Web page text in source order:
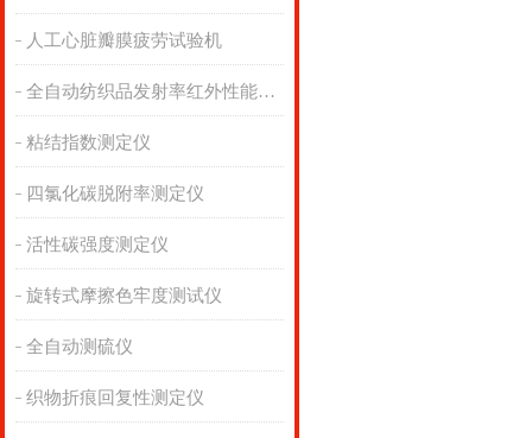
人工心脏瓣膜疲劳试验机
全自动纺织品发射率红外性能分析
粘结指数测定仪
四氯化碳脱附率测定仪
活性碳强度测定仪
旋转式摩擦色牢度测试仪
全自动测硫仪
织物折痕回复性测定仪